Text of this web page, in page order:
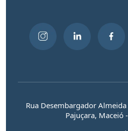
Rua Desembargador
Pajuçara, Maceió